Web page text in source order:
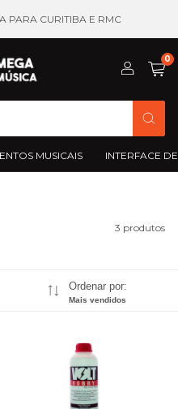
PARA CURITIBA E RMC
0
MUSICAIS INTERFACE
3 produtos
Ordenar por:
Mais vendidos